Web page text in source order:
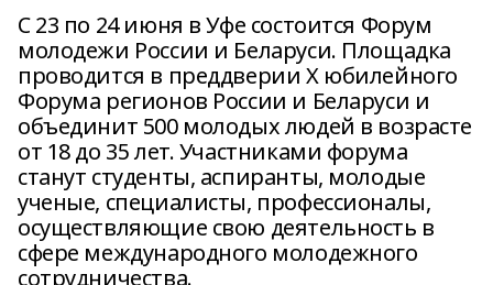
С 23 по 24 июня в Уфе состоится Форум
молодежи России и Беларуси. Площадка
проводится в преддверии X юбилейного
Форума регионов России и Беларуси и
объединит 500 молодых людей в возрасте
от 18 до 35 лет. Участниками форума
станут студенты, аспиранты, молодые
ученые, специалисты, профессионалы,
осуществляющие свою деятельность в
сфере международного молодежного
сотрудничества.